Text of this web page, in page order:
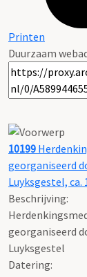
Printen
Duurzaam
10199
georganiseerd
Luyksgestel, ca.